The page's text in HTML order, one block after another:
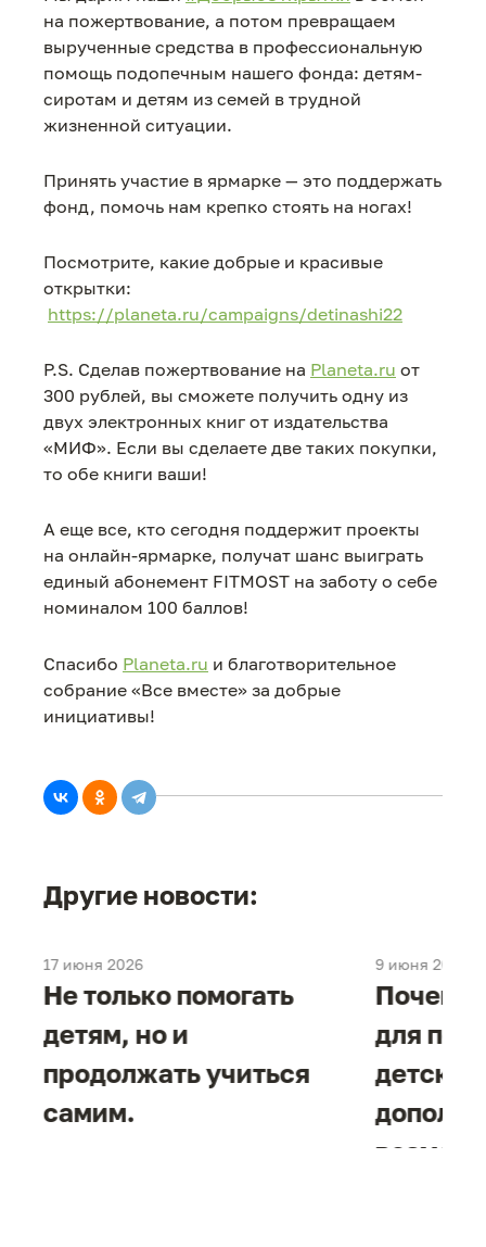
на пожертвование, а потом превращаем
вырученные средства в профессиональную
помощь подопечным нашего фонда: детям-
сиротам и детям из семей в трудной
жизненной ситуации.
Принять участие в ярмарке — это поддержать
фонд, помочь нам крепко стоять на ногах!
Посмотрите, какие добрые и красивые
открытки:
https://planeta.ru/campaigns/detinashi22
P.S. Сделав пожертвование на Planeta.ru от
300 рублей, вы сможете получить одну из
двух электронных книг от издательства
«МИФ». Если вы сделаете две таких покупки,
то обе книги ваши!
А еще все, кто сегодня поддержит проекты
на онлайн-ярмарке, получат шанс выиграть
единый абонемент FITMOST на заботу о себе
номиналом 100 баллов!
Спасибо Planeta.ru и благотворительное
собрание «Все вместе» за добрые
инициативы!
Другие новости:
17 июня 2026
Не только помогать
детям, но и
продолжать учиться
самим.
9 июня 2026
Почему
для